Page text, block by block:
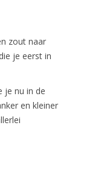
zout naar
je eerst in
je nu in de
en kleiner